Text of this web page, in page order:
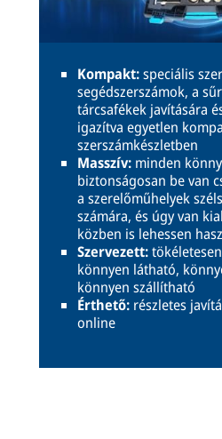
Kompakt:speciális
segédszerszámok, a
tárcsafékek javítására
igazítva egyetlen
szerszámkészletben
Masszív: minden
biztonságosan be van
a szerelőműhelyek
számára, és úgy van
közben is lehessen
Szervezett:
könnyen látható,
könnyen szállítható
Érthető: részletes
online